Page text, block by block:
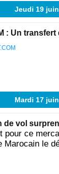
Jeudi 19
: Un
Mardi 17
de vol
pour ce
Marocain le